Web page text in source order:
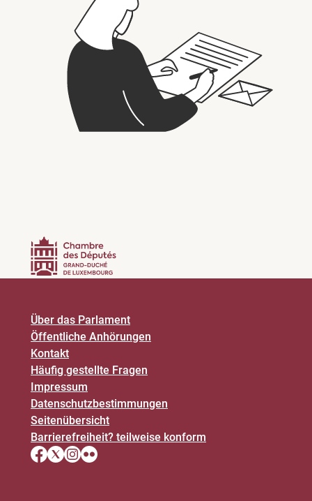
Über das Parlament
Öffentliche Anhörungen
Kontakt
Häufig gestellte Fragen
Impressum
Datenschutz­bestimmungen
Seitenübersicht
Barrierefreiheit? teilweise konform